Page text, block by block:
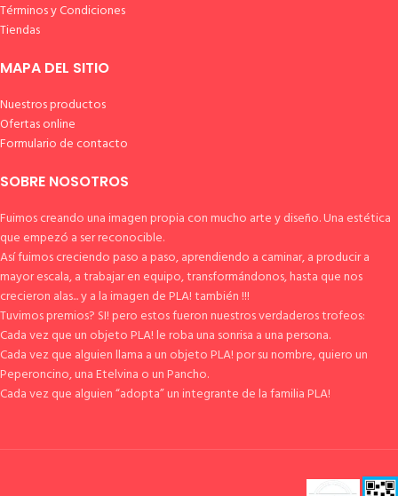
Términos y Condiciones
Tiendas
MAPA DEL SITIO
Nuestros productos
Ofertas online
Formulario de contacto
SOBRE NOSOTROS
Fuimos creando una imagen propia con mucho arte y diseño. Una estética
que empezó a ser reconocible.
Así fuimos creciendo paso a paso, aprendiendo a caminar, a producir a
mayor escala, a trabajar en equipo, transformándonos, hasta que nos
crecieron alas... y a la imagen de PLA! también !!!
Tuvimos premios? SI! pero estos fueron nuestros verdaderos trofeos:
Cada vez que un objeto PLA! le roba una sonrisa a una persona.
Cada vez que alguien llama a un objeto PLA! por su nombre, quiero un
Peperoncino, una Etelvina o un Pancho.
Cada vez que alguien “adopta” un integrante de la familia PLA!